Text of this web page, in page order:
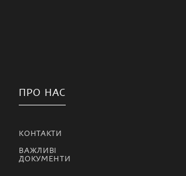
ПРО НАС
КОНТАКТИ
ВАЖЛИВІ
ДОКУМЕНТИ